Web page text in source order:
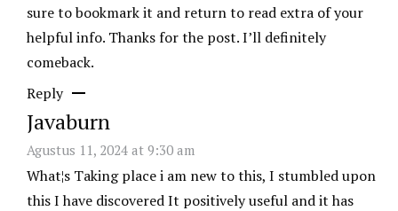
sure to bookmark it and return to read extra of your
helpful info. Thanks for the post. I’ll definitely
comeback.
Reply
Javaburn
Agustus 11, 2024 at 9:30 am
What¦s Taking place i am new to this, I stumbled upon
this I have discovered It positively useful and it has